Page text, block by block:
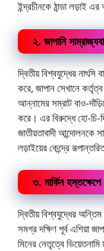
ইন্দ্রচীনকে ঠান্ডা লড়াই
২. জাপানি
দ্বিতীয় বিশ্বযুদ্ধের নাৎসি
করে, জাপান সেখানে
আন্নামের সম্রাট বাও-
করে। এর বিরুদ্ধে হো-চি-
জাতীয়তাবাদী আন্দোলনকে
লড়াইয়ের কেন্দ্রে
৩. মার্কিন
দ্বিতীয় বিশ্বযুদ্ধের
সমগ্র দক্ষিণ পূর্ব এশিয়া
মিনের নেতৃত্বে